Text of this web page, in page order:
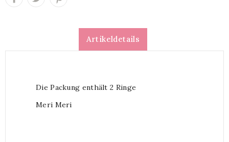
Artikeldetails
Die Packung enthält 2 Ringe
Meri Meri